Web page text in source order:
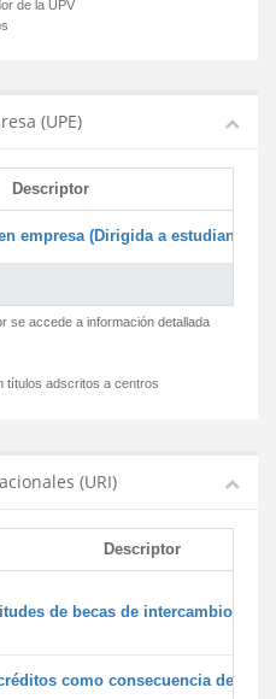
de la UPV
(UPE)
Descriptor
empresa (Dirigida a estudiantes)
se accede a información detallada
títulos adscritos a centros
(URI)
Descriptor
de becas de intercambio
como consecuencia de un